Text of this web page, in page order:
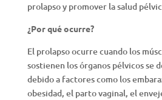
prolapso y promover la salud
¿Por qué ocurre?
El prolapso ocurre cuando los
sostienen los órganos pélvicos se
debido a factores como los
obesidad, el parto vaginal, el